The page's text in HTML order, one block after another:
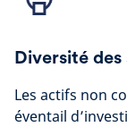
Diversité
Les actifs non
éventail